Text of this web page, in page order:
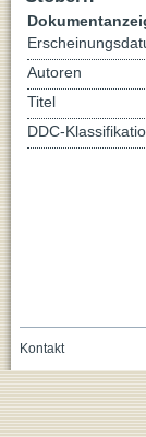
Autoren
Titel
DDC-
Kontakt